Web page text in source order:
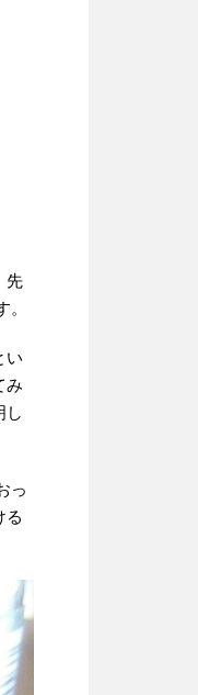
先
い
み
し
っ
る